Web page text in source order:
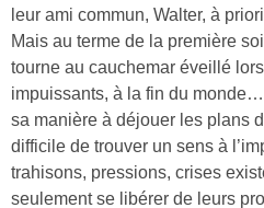
leur ami commun, Walter, à
Mais au terme de la première
tourne au cauchemar éveillé
impuissants, à la fin du
sa manière à déjouer les plans
difficile de trouver un sens à
trahisons, pressions, crises
seulement se libérer de leurs